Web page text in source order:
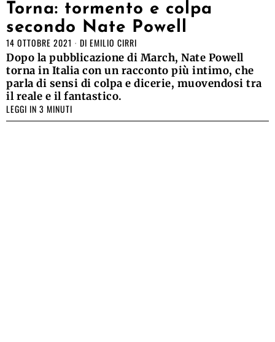
Torna: tormento e colpa
secondo Nate Powell
14 OTTOBRE 2021 DI EMILIO CIRRI
Dopo la pubblicazione di March, Nate Powell
torna in Italia con un racconto più intimo, che
parla di sensi di colpa e dicerie, muovendosi tra
il reale e il fantastico.
LEGGI IN 3 MINUTI